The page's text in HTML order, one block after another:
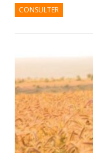
CONSULTER